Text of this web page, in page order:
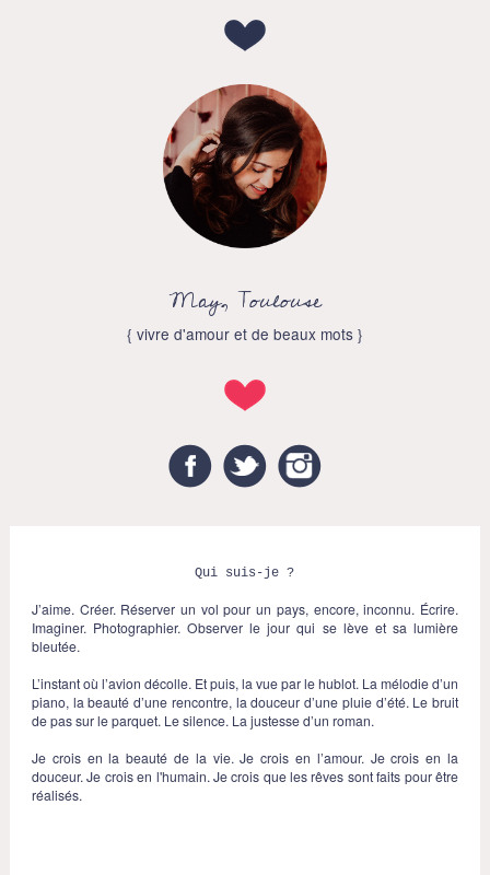
May, Toulouse
{ vivre d'amour et de beaux mots }
FacebookTwitter
Qui suis-je ?
J’aime. Créer. Réserver un vol pour un pays, encore, inconnu. Écrire.
Imaginer. Photographier. Observer le jour qui se lève et sa lumière
bleutée.
L’instant où l’avion décolle. Et puis, la vue par le hublot. La mélodie d’un
piano, la beauté d’une rencontre, la douceur d’une pluie d’été. Le bruit
de pas sur le parquet. Le silence. La justesse d’un roman.
Je crois en la beauté de la vie. Je crois en l’amour. Je crois en la
douceur. Je crois en l'humain. Je crois que les rêves sont faits pour être
réalisés.